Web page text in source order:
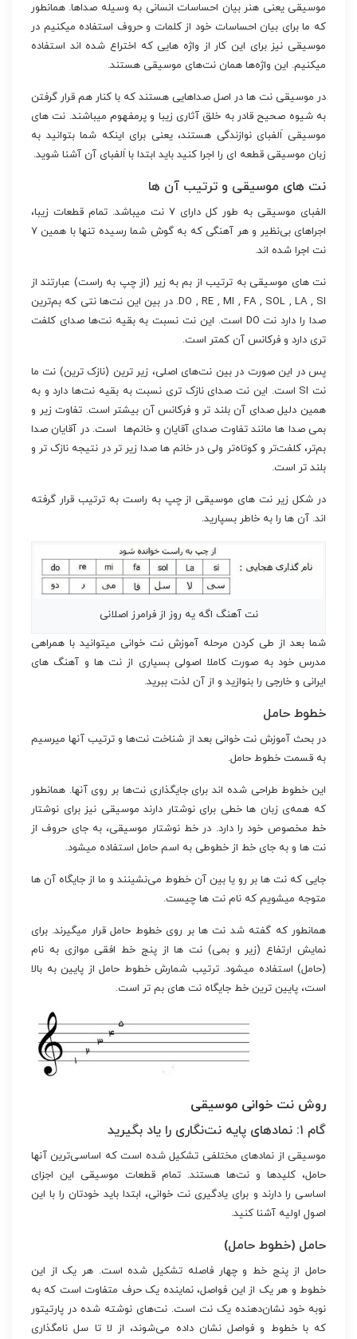
موسیقی یعنی هنر بیان احساسات انسانی به وسیله صداها. همانطور
که ما برای بیان احساسات خود از کلمات و حروف استفاده میکنیم در
موسیقی نیز برای این کار از واژه هایی که اختراع شده اند استفاده
میکنیم. این واژه‌ها همان نت‌های موسیقی هستند.
در موسیقی نت ها در اصل صداهایی هستند که با کنار هم قرار گرفتن
به شیوه صحیح قادر به خلق آثاری زیبا و پرمفهوم میباشند. نت های
موسیقی اَلفبای نوازندگی هستند، یعنی برای اینکه شما بتوانید به
زبان موسیقی قطعه ای را اجرا کنید باید ابتدا با اَلفبای آن آشنا شوید.
نت های موسیقی و ترتیب آن ها
الفبای موسیقی به طور کل دارای ۷ نت میباشد. تمام قطعات زیبا،
اجراهای بی‌نظیر و هر آهنگی که به گوش شما رسیده تنها با همین ۷
نت اجرا شده اند.
نت های موسیقی به ترتیب از بم به زیر (از چپ به راست) عبارتند از
DO , RE , MI , FA , SOL , LA , SI. در بین این نت‌ها نتی که بم‌ترین
صدا را دارد نت DO است. این نت نسبت به بقیه نت‌ها صدای کلفت
تری دارد و فرکانس آن کمتر است.
پس در این صورت در بین نت‌های اصلی، زیر ترین (نازک ترین) نت ما
نت SI است. این نت صدای نازک تری نسبت به بقیه نت‌ها دارد و به
همین دلیل صدای آن بلند تر و فرکانس آن بیشتر است. تفاوت زیر و
بمی صدا ها مانند تفاوت صدای آقایان و خانم‌ها است. در آقایان صدا
بم‌تر، کلفت‌تر و کوتاه‌تر ولی در خانم ها صدا زیر تر در نتیجه نازک تر و
بلند تر است.
در شکل زیر نت های موسیقی از چپ به راست به ترتیب قرار گرفته
اند. آن ها را به خاطر بسپارید.
نت آهنگ اگه یه روز از فرامرز اصلانی
شما بعد از طی کردن مرحله آموزش نت خوانی میتوانید با همراهی
مدرس خود به صورت کاملا اصولی بسیاری از نت ها و آهنگ های
ایرانی و خارجی را بنوازید و از آن لذت ببرید.
خطوط حامل
در بحث آموزش نت خوانی بعد از شناخت نت‌ها و ترتیب آنها میرسیم
به قسمت خطوط حامل.
این خطوط طراحی شده اند برای جایگذاری نت‌ها بر روی آنها. همانطور
که همه‌ی زبان ها خطی برای نوشتار دارند موسیقی نیز برای نوشتار
خط مخصوص خود را دارد. در خط نوشتار موسیقی، به جای حروف از
نت ها و به جای خط از خطوطی به اسم حامل استفاده میشود.
جایی که نت ها بر رو یا بین آن خطوط می‌نشینند و ما از جایگاه آن ها
متوجه میشویم که نام نت ها چیست.
همانطور که گفته شد نت ها بر روی خطوط حامل قرار میگیرند. برای
نمایش ارتفاع (زیر و بمی) نت ها از پنج خط افقی موازی به نام
(حامل) استفاده میشود. ترتیب شمارش خطوط حامل از پایین به بالا
است، پایین ترین خط جایگاه نت های بم تر است.
روش نت خوانی موسیقی
گام ۱: نمادهای پایه نت‌نگاری را یاد بگیرید
موسیقی از نمادهای مختلفی تشکیل شده است که اساسی‌ترین آنها
حامل، کلیدها و نت‌ها هستند. تمام قطعات موسیقی این اجزای
اساسی را دارند و برای یادگیری نت خوانی، ابتدا باید خودتان را با این
اصول اولیه آشنا کنید.
حامل (خطوط حامل)
حامل از پنج خط و چهار فاصله تشکیل شده است. هر یک از این
خطوط و هر یک از این فواصل، نماینده یک حرف متفاوت است که به
نوبه خود نشان‌دهنده یک نت است. نت‌های نوشته شده در پارتیتور
که با خطوط و فواصل نشان داده می‌شوند، از لا تا سل نامگذاری